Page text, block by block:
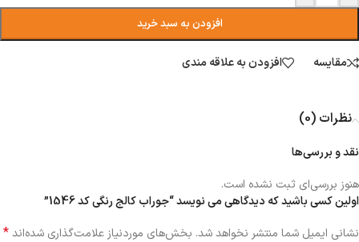
افزودن به سبد خرید
مقایسه افزودن به علاقه مندی
نظرات (0)
نقد و بررسی‌ها
هنوز بررسی‌ای ثبت نشده است.
اولین کسی باشید که دیدگاهی می نویسد “جوراب کالج رنگی کد 1546”
نشانی ایمیل شما منتشر نخواهد شد. بخش‌های موردنیاز علامت‌گذاری شده‌اند*